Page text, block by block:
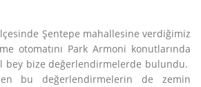
Şentepe mahallesine verdiğimiz
otomatını Park Armoni konutlarında
bey bize değerlendirmelerde bulundu.
bu değerlendirmelerin de zemin